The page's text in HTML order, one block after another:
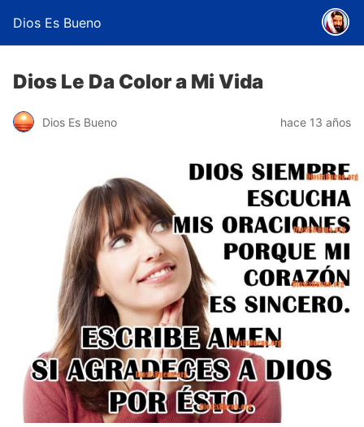
Dios Es Bueno
Dios Le Da Color a Mi Vida
Dios Es Bueno hace 13 años